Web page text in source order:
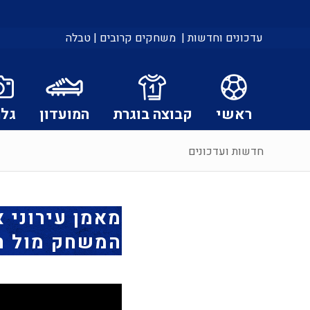
עדכונים וחדשות | משחקים קרובים | טבלה
ראשי קבוצה בוגרת המועדון
חדשות ועדכונים
מאמן
המשחק מול